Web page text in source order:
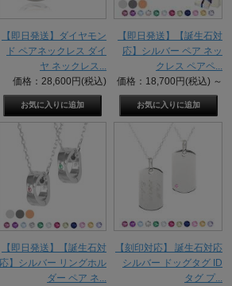
【即日発送】ダイヤモン
ド ペアネックレス ダイ
ヤ ネックレス...
価格：28,600円(税込)
【即日発送】【誕生石対
応】シルバー ペア ネッ
クレス ペアペ...
価格：18,700円(税込) ～
【即日発送】【誕生石対
応】シルバー リングホル
ダー ペア ネ...
【刻印対応】 誕生石対応
シルバー ドッグタグ ID
タグ プ...